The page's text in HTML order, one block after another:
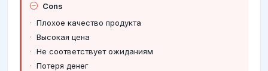
Cons
Плохое качество продукта
Высокая цена
Не соответствует ожиданиям
Потеря денег